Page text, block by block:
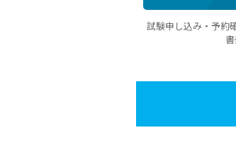
試験申し込み・予約